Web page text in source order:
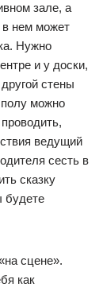
зале, а
в нем может
Нужно
и у доски,
стены
полу можно
ведущий
сесть в
сказку
будете
сцене».
как